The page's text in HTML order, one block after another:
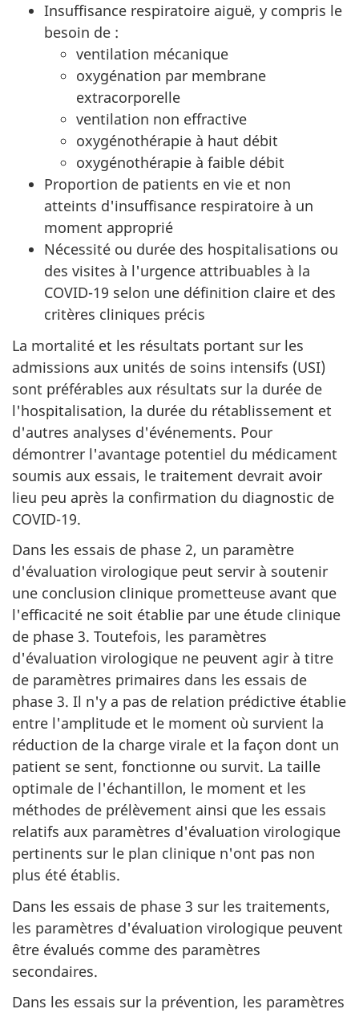
Insuffisance respiratoire aiguë, y compris le
besoin de :
ventilation mécanique
oxygénation par membrane
extracorporelle
ventilation non effractive
oxygénothérapie à haut débit
oxygénothérapie à faible débit
Proportion de patients en vie et non
atteints d'insuffisance respiratoire à un
moment approprié
Nécessité ou durée des hospitalisations ou
des visites à l'urgence attribuables à la
COVID-19 selon une définition claire et des
critères cliniques précis
La mortalité et les résultats portant sur les
admissions aux unités de soins intensifs (USI)
sont préférables aux résultats sur la durée de
l'hospitalisation, la durée du rétablissement et
d'autres analyses d'événements. Pour
démontrer l'avantage potentiel du médicament
soumis aux essais, le traitement devrait avoir
lieu peu après la confirmation du diagnostic de
COVID-19.
Dans les essais de phase 2, un paramètre
d'évaluation virologique peut servir à soutenir
une conclusion clinique prometteuse avant que
l'efficacité ne soit établie par une étude clinique
de phase 3. Toutefois, les paramètres
d'évaluation virologique ne peuvent agir à titre
de paramètres primaires dans les essais de
phase 3. Il n'y a pas de relation prédictive établie
entre l'amplitude et le moment où survient la
réduction de la charge virale et la façon dont un
patient se sent, fonctionne ou survit. La taille
optimale de l'échantillon, le moment et les
méthodes de prélèvement ainsi que les essais
relatifs aux paramètres d'évaluation virologique
pertinents sur le plan clinique n'ont pas non
plus été établis.
Dans les essais de phase 3 sur les traitements,
les paramètres d'évaluation virologique peuvent
être évalués comme des paramètres
secondaires.
Dans les essais sur la prévention, les paramètres